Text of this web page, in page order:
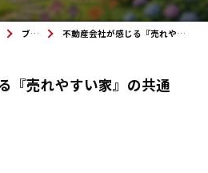
ブログ 不動産会社が感じる『売れやすい家』の共通点とは？
『売れやすい家』の共通